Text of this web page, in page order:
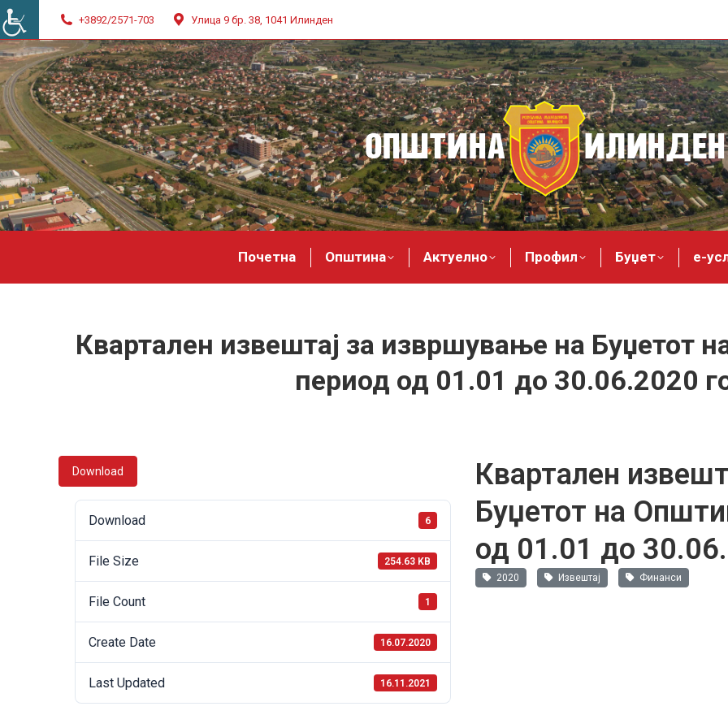
+3892/2571-703 Улица 9 бр. 38, 1041 Илинден
Почетна Општина Актуелно Профил Буџет е-
Квартален извештај за извршување на Буџетот
период од 01.01 до 30.06.2020
Download
Download 6
File Size 254.63 KB
File Count 1
Create Date 16.07.2020
Last Updated 16.11.2021
Квартален
Буџетот на
од 01.01 до
2020 Извештај Финанси